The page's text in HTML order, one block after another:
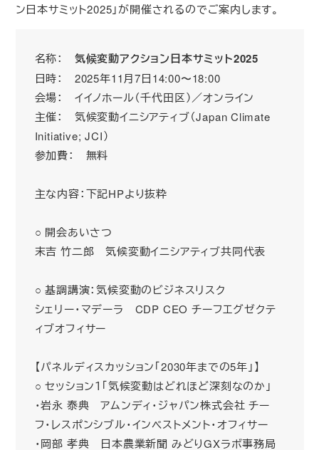
ン日本サミット2025」が開催されるのでご案内します。
名称： 気候変動アクション日本サミット2025
日時： 2025年11月7日14:00〜18:00
会場： イイノホール（千代田区）／オンライン
主催： 気候変動イニシアティブ（Japan Climate
Initiative; JCI）
参加費： 無料
主な内容：下記HPより抜粋
○ 開会あいさつ
末吉 竹二郎 気候変動イニシアティブ共同代表
○ 基調講演：気候変動のビジネスリスク
シェリー・マデーラ CDP CEO チーフエグゼクテ
ィブオフィサー
【パネルディスカッション「2030年までの5年」】
○ セッション１「気候変動はどれほど深刻なのか」
・岩永 泰典 アムンディ・ジャパン株式会社 チー
フ・レスポンシブル・インベストメント・オフィサー
・岡部 孝典 日本農業新聞 みどりGXラボ事務局